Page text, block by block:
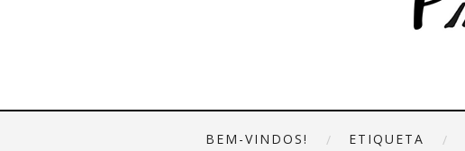
BEM-VINDOS! ETIQUETA